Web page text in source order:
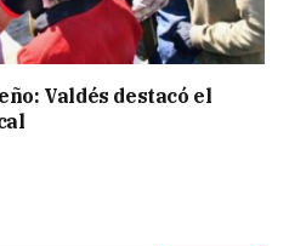
Valdés destacó el